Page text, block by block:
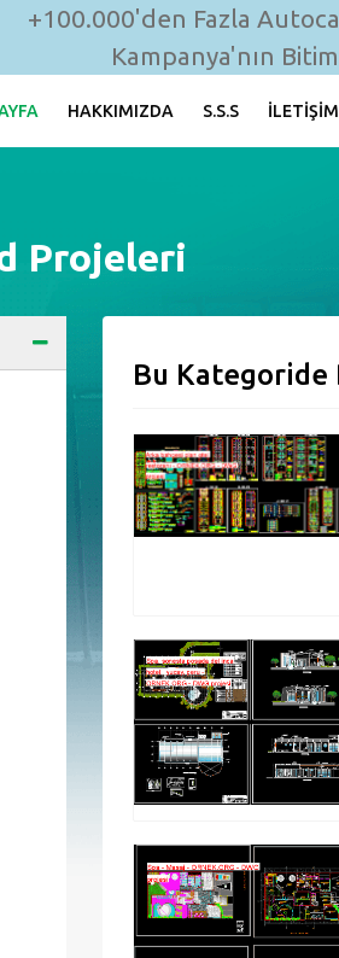
+100.000'den Fazla
Kampanya'nın
HAKKIMIZDA S.S.S İLETIŞIM
Projeleri
Bu